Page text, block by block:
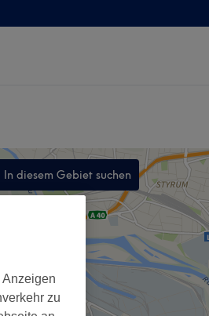
In diesem Gebiet suchen
,
zu